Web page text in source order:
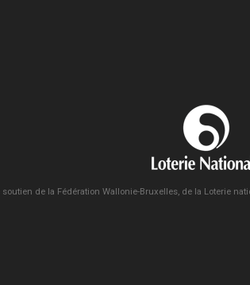
soutien de la Fédération Wallonie-Bruxelles, de la Loterie